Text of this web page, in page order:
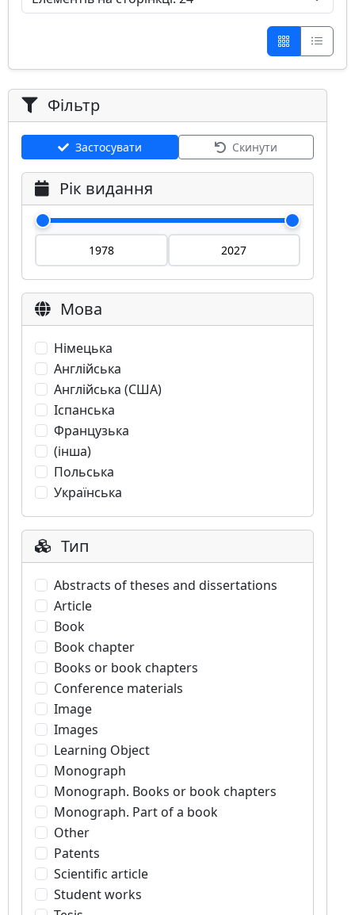
Фільтр
Застосувати Скинути
Рік видання
Мова
Німецька
Англійська
Англійська (США)
Іспанська
Французька
(інша)
Польська
Українська
Тип
Abstracts of theses and dissertations
Article
Book
Book chapter
Books or book chapters
Conference materials
Image
Images
Learning Object
Monograph
Monograph. Books or book chapters
Monograph. Part of a book
Other
Patents
Scientific article
Student works